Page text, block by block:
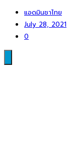
แอดมินชาไทย
July 28, 2021
0